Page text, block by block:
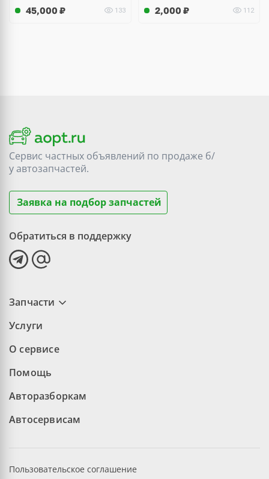
45,000 ₽ 133 2,000 ₽ 112
Сервис частных объявлений по продаже б/
уавтозапчастей.
Заявка на подбор запчастей
Обратиться в поддержку
Запчасти
Услуги
О сервисе
Помощь
Авторазборкам
Автосервисам
Пользовательское соглашение